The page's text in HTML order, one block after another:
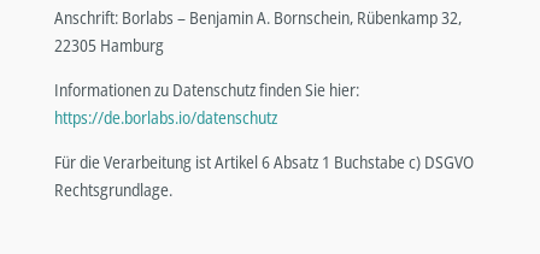
Anschrift: Borlabs – Benjamin A. Bornschein, Rübenkamp 32,
22305 Hamburg
Informationen zu Datenschutz finden Sie hier:
https://de.borlabs.io/datenschutz
Für die Verarbeitung ist Artikel 6 Absatz 1 Buchstabe c) DSGVO
Rechtsgrundlage.